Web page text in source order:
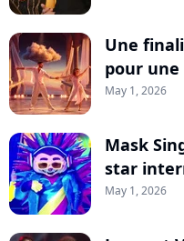
Une
pour une
May 1, 2026
Mask
star
May 1, 2026